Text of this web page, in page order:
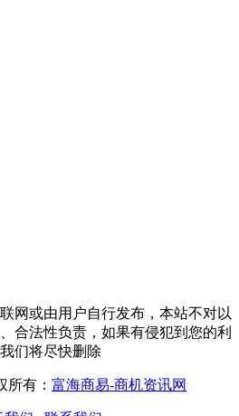
网或由用户自行发布，本站不对以
合法性负责，如果有侵犯到您的利
们将尽快删除
所有： 富海商易-商机资讯网